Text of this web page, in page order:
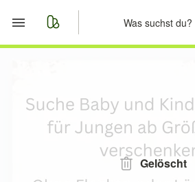
Merkliste
Nachrichten
Anzeige aufgebenGelöscht